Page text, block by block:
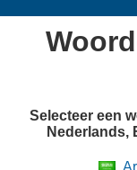
Selecteer een
Nederlands,